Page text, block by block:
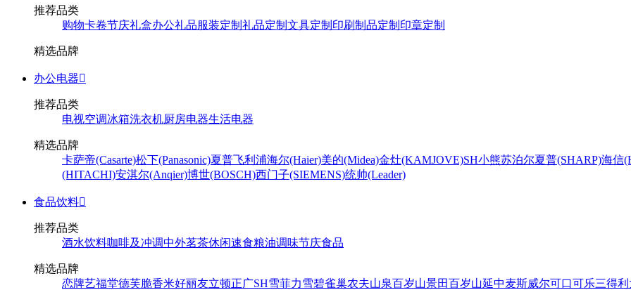
推荐品类
购物卡卷节庆礼盒办公礼品服装定制 礼品定制 文具定制 印刷制品定制 印章定制
精选品牌
办公电器
推荐品类
电视空调冰箱洗衣机厨房电器生活电器
精选品牌
卡萨帝(Casarte)松下(Panasonic)夏普飞利浦海尔(Haier)美的(Midea)金灶(KAMJOVE)SH小熊苏泊尔夏普(SHARP)海信
(HITACHI)安淇尔(Anqier)博世(BOSCH)西门子(SIEMENS)统帅(Leader)
食品饮料
推荐品类
酒水饮料咖啡及冲调中外茗茶休闲速食粮油调味节庆食品
精选品牌
恋牌艺福堂德芙脆香米好丽友立顿正广SH雪菲力雪碧雀巢农夫山泉百岁山景田百岁山延中麦斯威尔可口可乐三得利